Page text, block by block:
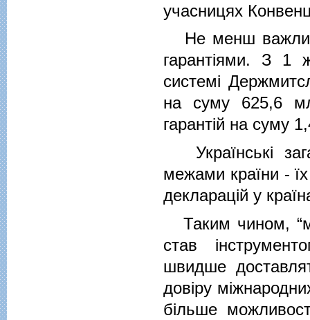
учасницях
Не менш
гарантіями. З 1
системі
на суму 625,6
гарантій на суму
Українські
межами країни -
декларацій у
Таким чином,
став
швидше
довіру
більше